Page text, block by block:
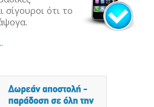
σίγουροι ότι το